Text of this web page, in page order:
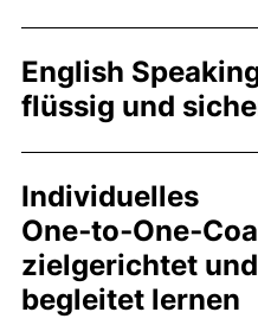
English
flüssig und
Individuelles
zielgerichtet
begleitet lernen